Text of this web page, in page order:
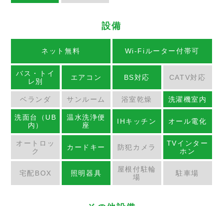
設備
ネット無料 Wi-Fiルーター付帯可
バス・トイ
レ別
エアコン BS対応 CATV対応
ベランダ サンルーム 浴室乾燥 洗濯機室内
洗面台（UB
内）
温水洗浄便
座
IHキッチン オール電化
オートロッ
ク
カードキー 防犯カメラ
TVインター
ホン
宅配BOX 照明器具
屋根付駐輪
場
駐車場